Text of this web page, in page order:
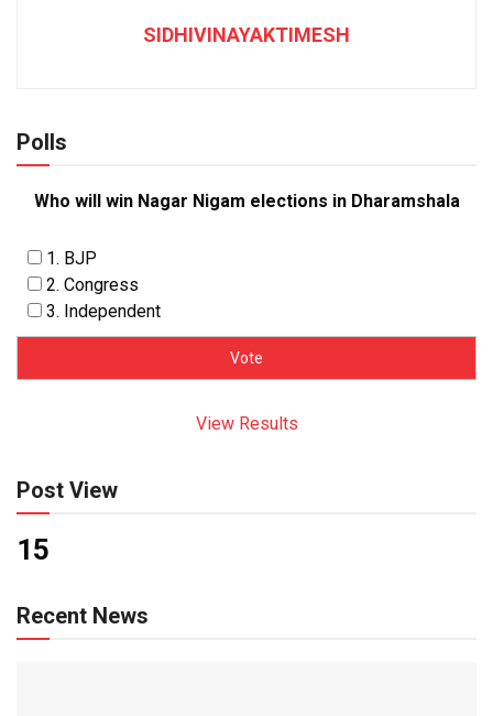
SIDHIVINAYAKTIMESH
Polls
Who will win Nagar Nigam elections in Dharamshala
1. BJP
2. Congress
3. Independent
View Results
Post View
15
Recent News